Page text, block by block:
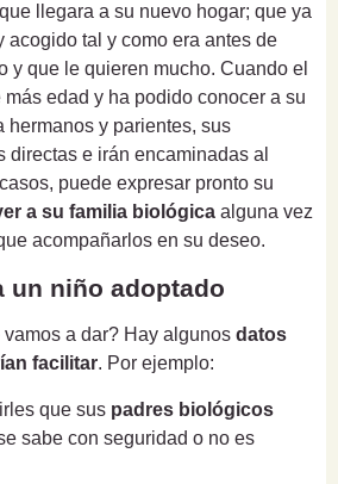
llegara a su nuevo hogar; que ya
acogido tal y como era antes de
y que le quieren mucho. Cuando el
más edad y ha podido conocer a su
hermanos y parientes, sus
directas e irán encaminadas al
puede expresar pronto su
a su familia biológica alguna vez
acompañarlos en su deseo.
un niño adoptado
a dar? Hay algunos datos
facilitar. Por ejemplo:
que sus padres biológicos
sabe con seguridad o no es